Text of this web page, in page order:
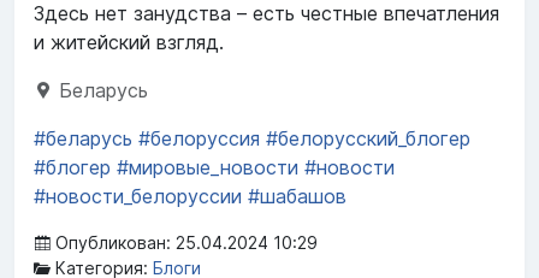
Здесь нет занудства – есть честные впечатления
и житейский взгляд.
Беларусь
#беларусь #белоруссия #белорусский_блогер
#блогер #мировые_новости #новости
#новости_белоруссии #шабашов
Опубликован: 25.04.2024 10:29
Категория: Блоги